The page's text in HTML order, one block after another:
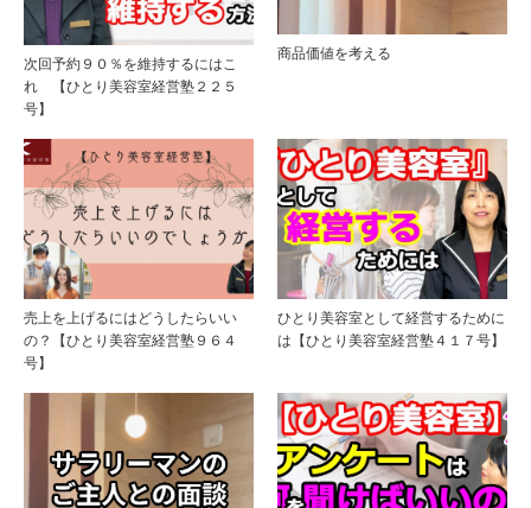
次回予約９０％を維持するにはこ
れ 【ひとり美容室経営塾２２５
号】
商品価値を考える
売上を上げるにはどうしたらいい
の？【ひとり美容室経営塾９６４
号】
ひとり美容室として経営するために
は【ひとり美容室経営塾４１７号】